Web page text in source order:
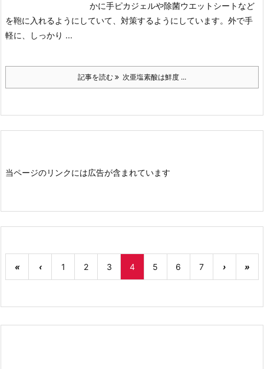
かに手ピカジェルや除菌ウエットシートなど
を鞄に入れるようにしていて、対策するようにしています。外で手
軽に、しっかり ...
記事を読む 次亜塩素酸は鮮度 ...
当ページのリンクには広告が含まれています
« ‹ 1 2 3 4 5 6 7 › »